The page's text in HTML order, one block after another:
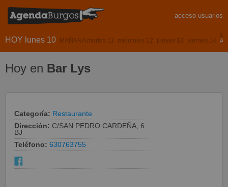
acceso usuarios
HOY lunes 10 MAÑANA martes 11 miércoles 12 jueves 13 viernes 14
Hoy en Bar Lys
Categoría: Restaurante
Dirección: C/SAN PEDRO CARDEÑA, 6
BJ
Teléfono: 630763755